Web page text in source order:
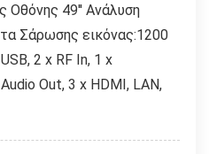
Οθόνης 49'' Ανάλυση
Σάρωσης εικόνας:1200
2 x RF In, 1 x
Out, 3 x HDMI, LAN,